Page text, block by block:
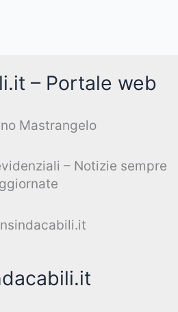
– Portale web
Mastrangelo
– Notizie sempre